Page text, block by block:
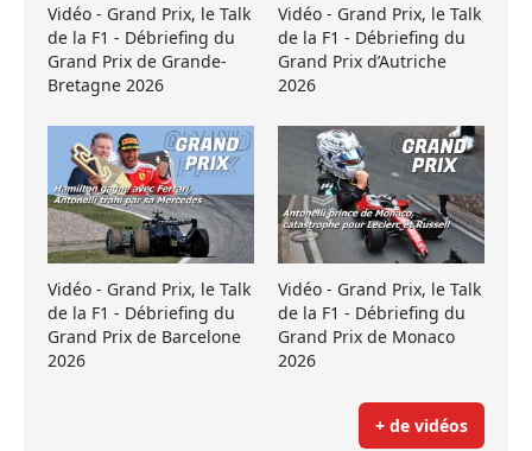
Vidéo - Grand Prix, le Talk
de la F1 - Débriefing du
Grand Prix de Grande-
Bretagne 2026
Vidéo - Grand Prix, le Talk
de la F1 - Débriefing du
Grand Prix d’Autriche
2026
Vidéo - Grand Prix, le Talk
de la F1 - Débriefing du
Grand Prix de Barcelone
2026
Vidéo - Grand Prix, le Talk
de la F1 - Débriefing du
Grand Prix de Monaco
2026
+ de vidéos